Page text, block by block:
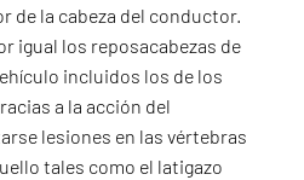
de la cabeza del conductor.
igual los reposacabezas de
incluidos los de los
a la acción del
lesiones en las vértebras
tales como el latigazo